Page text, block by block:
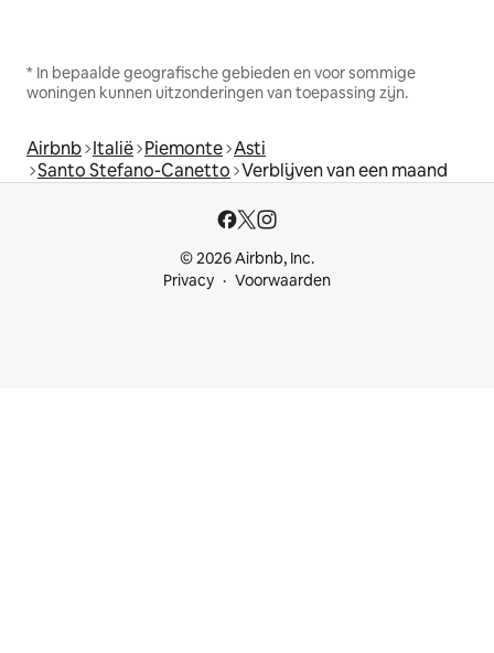
* In bepaalde geografische gebieden en voor sommige
woningen kunnen uitzonderingen van toepassing zijn.
Airbnb Italië Piemonte Asti
Santo Stefano-Canetto Verblijven van een maand
© 2026 Airbnb, Inc.
Privacy
Voorwaarden